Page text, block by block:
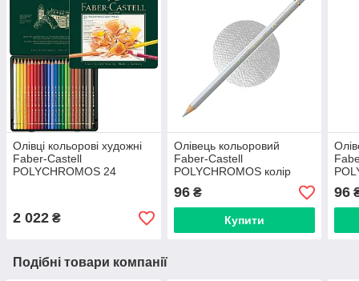
Олівці кольорові художні
Faber-Castell
POLYCHROMOS 24
2 022 ₴
Олівець кольоровий
Faber-Castell
POLYCHROMOS колір
холодний сірий Il №231
(Cold Gray II), 110231
96₴
Купити
96
Подібні товари компанії